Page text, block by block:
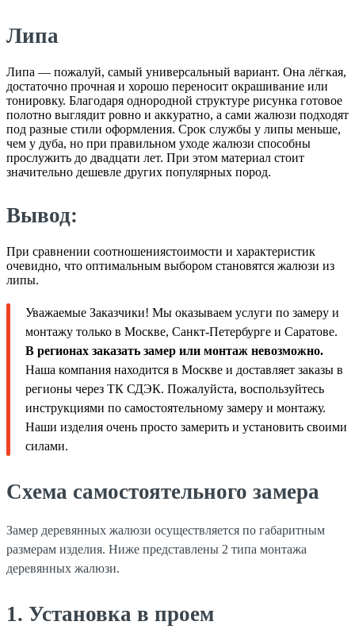
Липа
Липа — пожалуй, самый универсальный вариант. Она лёгкая,
достаточно прочная и хорошо переносит окрашивание или
тонировку. Благодаря однородной структуре рисунка готовое
полотно выглядит ровно и аккуратно, а сами жалюзи подходят
под разные стили оформления. Срок службы у липы меньше,
чем у дуба, но при правильном уходе жалюзи способны
прослужить до двадцати лет. При этом материал стоит
значительно дешевле других популярных пород.
Вывод:
При сравнении соотношениястоимости и характеристик
очевидно, что оптимальным выбором становятся жалюзи из
липы.
Уважаемые Заказчики! Мы оказываем услуги по замеру и
монтажу только в Москве, Санкт-Петербурге и Саратове.
В регионах заказать замер или монтаж невозможно.
Наша компания находится в Москве и доставляет заказы в
регионы через ТК СДЭК. Пожалуйста, воспользуйтесь
инструкциями по самостоятельному замеру и монтажу.
Наши изделия очень просто замерить и установить своими
силами.
Схема самостоятельного замера
Замер деревянных жалюзи осуществляется по габаритным
размерам изделия. Ниже представлены 2 типа монтажа
деревянных жалюзи.
1. Установка в проем